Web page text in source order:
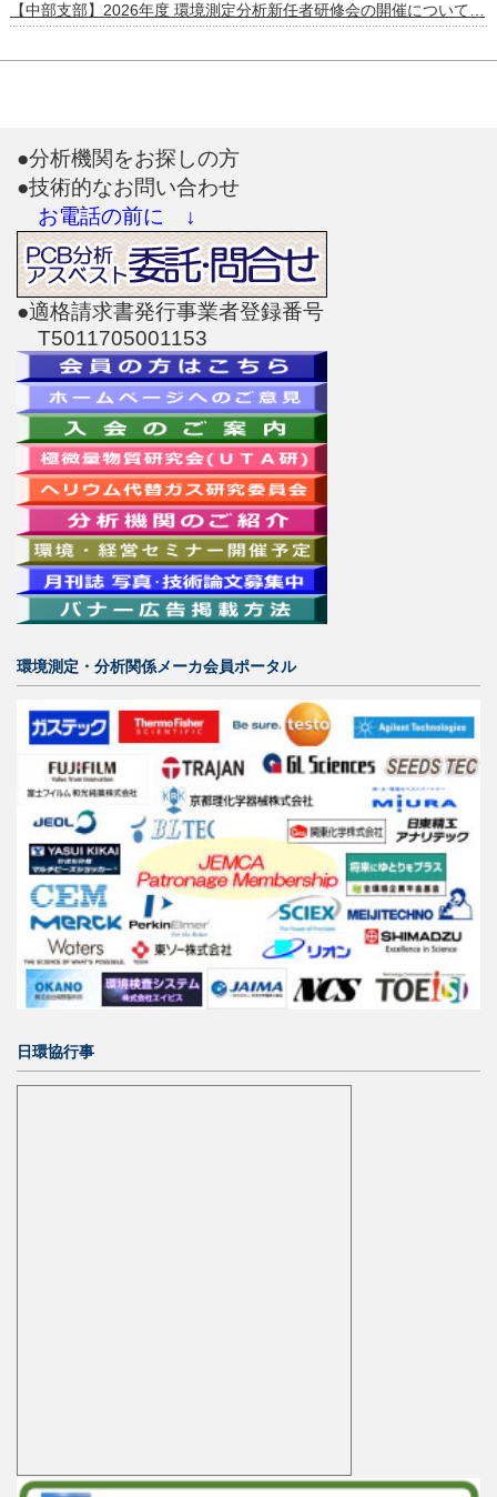
【中部支部】2026年度 環境測定分析新任者研修会の開催について…
●分析機関をお探しの方
●技術的なお問い合わせ
お電話の前に ↓
●適格請求書発行事業者登録番号
T5011705001153
環境測定・分析関係メーカ会員ポータル
日環協行事